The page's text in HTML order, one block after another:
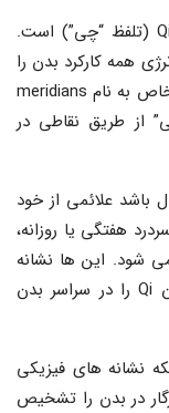
یکی از مفاهیم اصلی پزشکی چینی / ژاپنی Qi (تلفظ “چی”) است.
همه کارکرد بدن را
پایه ریزی می کند. جریان “چی” در مسیرهای خاص به نام meridians
از طریق نقاطی در
باشد علائمی از خود
هفتگی یا روزانه،
شود. این ها نشانه
های عدم تعادل “چی” هستند، شیاتسو جریان Qi را در سراسر بدن
نشانه های فیزیکی
در بدن را تشخیص